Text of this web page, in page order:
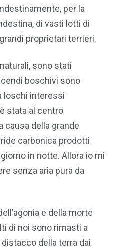
per la
di vasti lotti di
proprietari terrieri.
sono stati
boschivi sono
loschi interessi
stata al centro
causa della grande
carbonica prodotti
in notte. Allora io mi
senza aria pura da
e della morte
di noi sono rimasti a
della terra dai